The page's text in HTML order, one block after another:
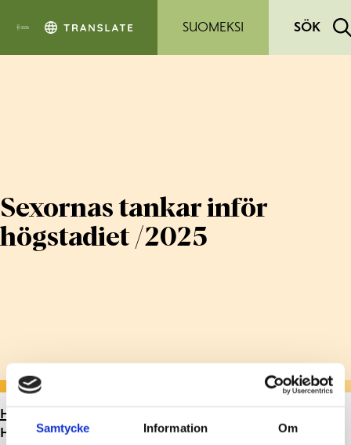
Samtycke Information Om
SUOMEKSI
SÖK
Sexornas tankar inför
högstadiet /2025
HEM
HÖGSTADIET /2025